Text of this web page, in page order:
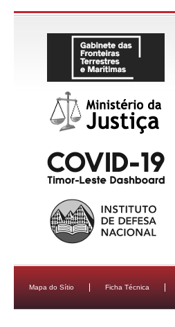
Mapa do Sítio Ficha Técnica